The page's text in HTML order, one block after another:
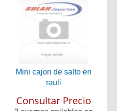
Mini cajon de salto en
rauli
Consultar Precio